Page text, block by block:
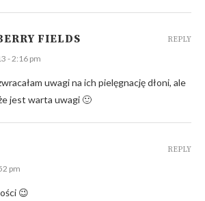
FIELDS
- 2:16 pm
uwagi na ich pielęgnację dłoni, ale
jest warta uwagi 🙂
REPLY
pm
😉
REPLY